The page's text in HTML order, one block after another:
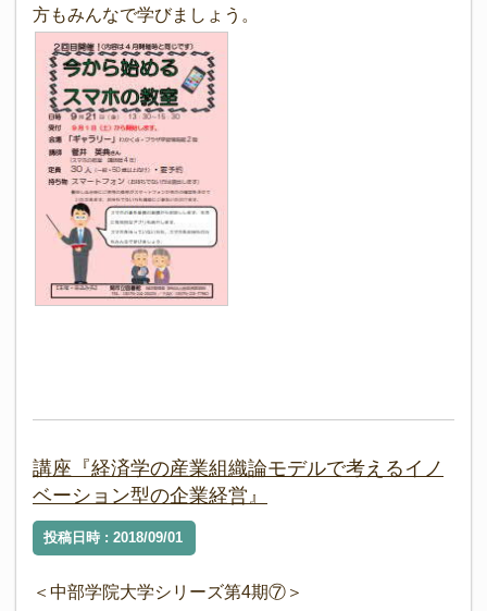
方もみんなで学びましょう。
講座『経済学の産業組織論モデルで考えるイノ
ベーション型の企業経営』
投稿日時 : 2018/09/01
＜中部学院大学シリーズ第4期⑦＞